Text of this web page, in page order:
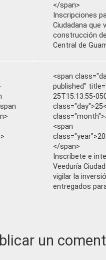
</span>
Inscripciones
Ciudadana que
construcción
Central de
<span
published"
25T15:13:55-
<span
</span>
Inscríbete e
Veeduría
vigilar la
entregados
un